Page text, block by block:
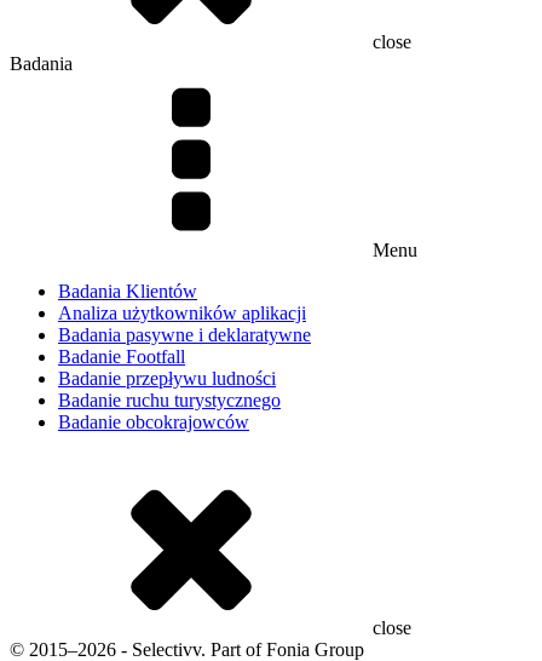
close
Badania
Menu
Badania Klientów
Analiza użytkowników aplikacji
Badania pasywne i deklaratywne
Badanie Footfall
Badanie przepływu ludności
Badanie ruchu turystycznego
Badanie obcokrajowców
close
© 2015–2026 - Selectivv. Part of Fonia Group